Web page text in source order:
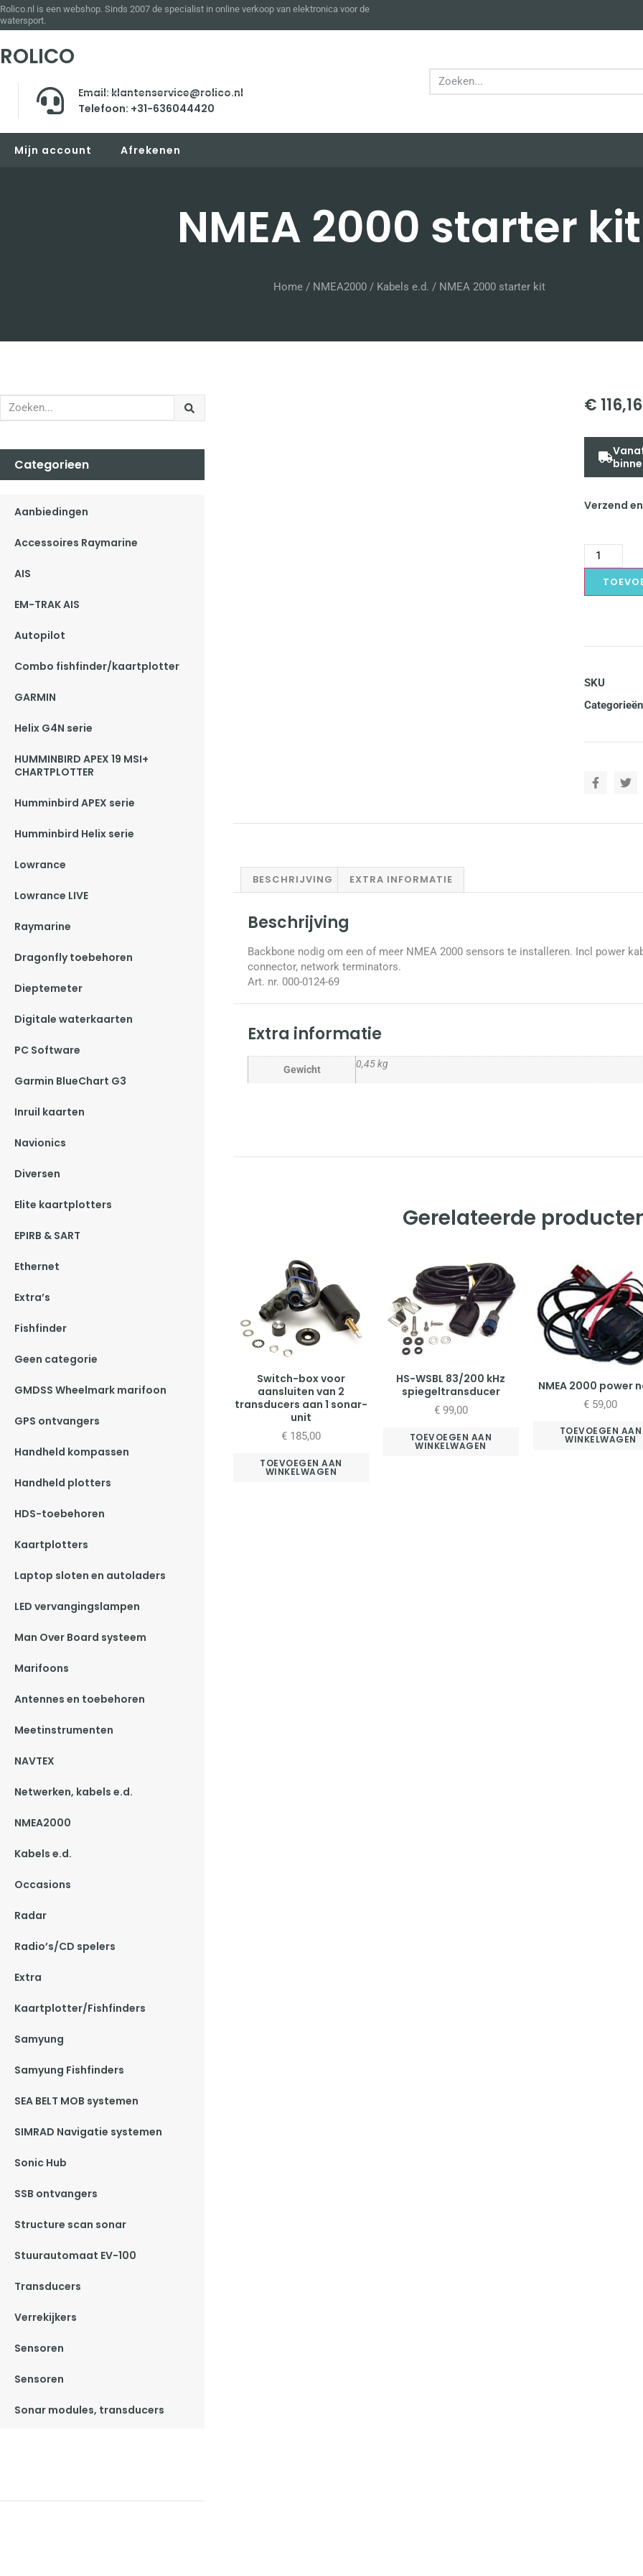
Rolico.nl is een webshop. Sinds 2007 de specialist in online verkoop van elektronica voor de
watersport.
ROLICO
Email: klantenservice@rolico.nl
Telefoon: +31-636044420
Mijn account Afrekenen
NMEA 2000 starter kit
Home/ NMEA2000/ Kabels e.d. / NMEA 2000 starter kit
Categorieen
Aanbiedingen
Accessoires Raymarine
AIS
EM-TRAK AIS
Autopilot
Combo fishfinder/kaartplotter
GARMIN
Helix G4N serie
HUMMINBIRD APEX 19 MSI+
CHARTPLOTTER
Humminbird APEX serie
Humminbird Helix serie
Lowrance
Lowrance LIVE
Raymarine
Dragonfly toebehoren
Dieptemeter
Digitale waterkaarten
PC Software
Garmin BlueChart G3
Inruil kaarten
Navionics
Diversen
Elite kaartplotters
EPIRB & SART
Ethernet
Extra’s
Fishfinder
Geen categorie
GMDSS Wheelmark marifoon
GPS ontvangers
Handheld kompassen
Handheld plotters
HDS-toebehoren
Kaartplotters
Laptop sloten en autoladers
LED vervangingslampen
Man Over Board systeem
Marifoons
Antennes en toebehoren
Meetinstrumenten
NAVTEX
Netwerken, kabels e.d.
NMEA2000
Kabels e.d.
Occasions
Radar
Radio’s/CD spelers
Extra
Kaartplotter/Fishfinders
Samyung
Samyung Fishfinders
SEA BELT MOB systemen
SIMRAD Navigatie systemen
Sonic Hub
SSB ontvangers
Structure scan sonar
Stuurautomaat EV-100
Transducers
Verrekijkers
Sensoren
Sensoren
Sonar modules, transducers
€ 116,16
Verzend
SKU
Categorieën
BESCHRIJVING EXTRA INFORMATIE
Beschrijving
Backbone nodig om een of meer NMEA 2000 sensors te installeren. Incl power
connector, network terminators.
Art. nr. 000-0124-69
Extra informatie
Gewicht 0,45 kg
Gerelateerde
Switch-box voor
aansluiten van 2
transducers aan 1 sonar-
unit
€185,00
TOEVOEGEN AAN
WINKELWAGEN
HS-WSBL 83/200 kHz
spiegeltransducer
€99,00
TOEVOEGEN AAN
WINKELWAGEN
NMEA 2000 power
€ 59,00
TOEVOEGEN AAN
WINKELWAGEN